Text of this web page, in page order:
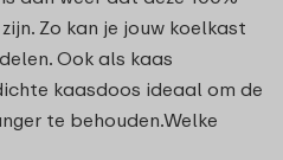
Zo kan je jouw koelkast
Ook als kaas
kaasdoos ideaal om de
te behouden.Welke